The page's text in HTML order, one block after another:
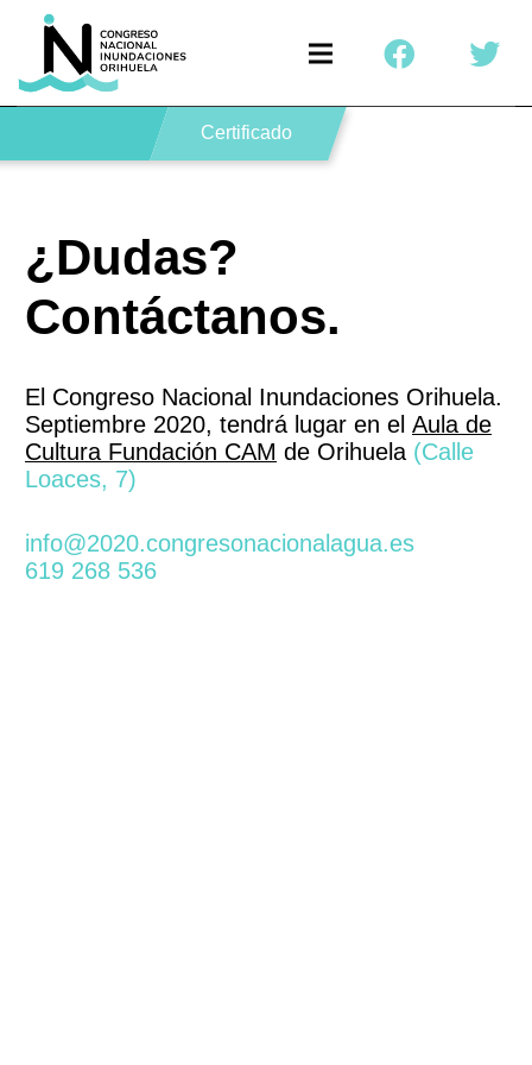
Certificado
¿Dudas?
Contáctanos.
El Congreso Nacional Inundaciones Orihuela.
Septiembre 2020, tendrá lugar en el Aula de
Cultura Fundación CAM de Orihuela (Calle
Loaces, 7)
info@2020.congresonacionalagua.es
619 268 536